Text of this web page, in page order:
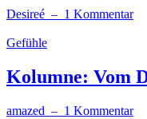
Desireé – 1 Kommentar
Gefühle
Kolumne: Vom
amazed – 1 Kommentar